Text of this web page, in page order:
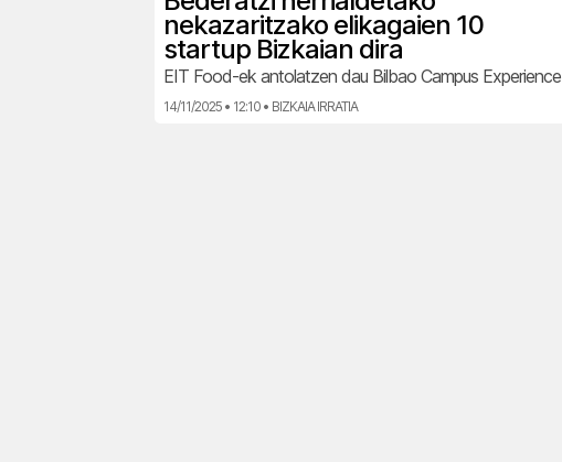
nekazaritzako elikagaien 10
startup Bizkaian dira
EIT Food-ek antolatzen dau Bilbao Campus Experience
14/11/2025 • 12:10 • BIZKAIA IRRATIA